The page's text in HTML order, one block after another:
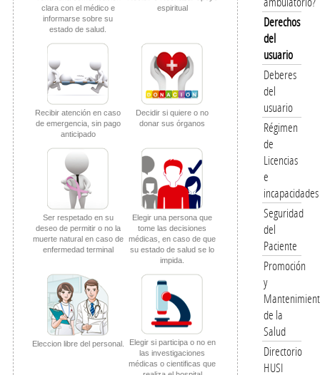
clara con el médico e
informarse sobre su
estado de salud.
espiritual
Recibir atención en caso
de emergencia, sin pago
anticipado
Decidir si quiere o no
donar sus órganos
Ser respetado en su
deseo de permitir o no la
muerte natural en caso de
enfermedad terminal
Elegir una persona que
tome las decisiones
médicas, en caso de que
su estado de salud se lo
impida.
Eleccion libre del personal.
Elegir si participa o no en
las investigaciones
médicas o cientificas que
Derechos
del
usuario
Deberes
del
usuario
Régimen
de
Licencias
e
incapacidades
Seguridad
del
Paciente
Promoción
y
de la
Salud
Directorio
HUSI